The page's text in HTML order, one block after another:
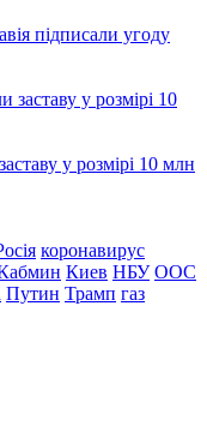
підписали угоду
у розмірі 10 млн
коронавирус
Киев НБУ ООС
Путин Трамп газ